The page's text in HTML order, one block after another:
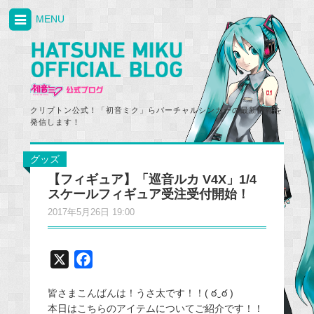
クリプトン公式！「初音ミク」らバーチャルシンガーの最新情報を
発信します！
MENU
グッズ
【フィギュア】「巡音ルカ V4X」1/4
スケールフィギュア受注受付開始！
2017年5月26日 19:00
c
皆さまこんばんは！うさ太です！！( ఠ‿ఠ )
本日はこちらのアイテムについてご紹介です！！